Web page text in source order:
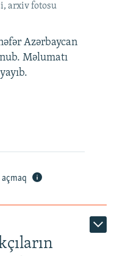
arxiv fotosu
Azərbaycan
Məlumatı